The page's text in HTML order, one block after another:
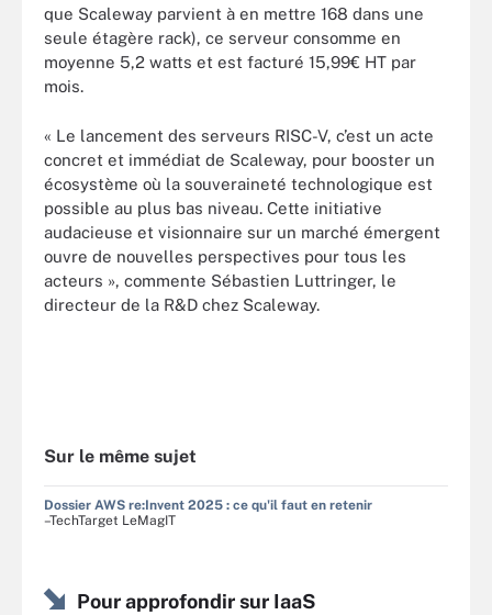
que Scaleway parvient à en mettre 168 dans une
seule étagère rack), ce serveur consomme en
moyenne 5,2 watts et est facturé 15,99€ HT par
mois.
« Le lancement des serveurs RISC-V, c’est un acte
concret et immédiat de Scaleway, pour booster un
écosystème où la souveraineté technologique est
possible au plus bas niveau. Cette initiative
audacieuse et visionnaire sur un marché émergent
ouvre de nouvelles perspectives pour tous les
acteurs », commente Sébastien Luttringer, le
directeur de la R&D chez Scaleway.
Sur le même sujet
Dossier AWS re:Invent 2025 : ce qu'il faut en retenir
–TechTarget LeMagIT
Pour approfondir sur IaaS